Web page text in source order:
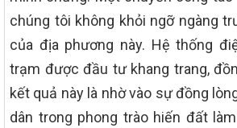
chúng tôi không khỏi ngỡ ngàng
của địa phương này. Hệ thống
trạm được đầu tư khang trang,
kết quả này là nhờ vào sự đồng
dân trong phong trào hiến đất